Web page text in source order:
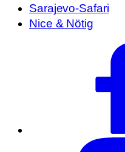
Sarajevo-Safari
Nice & Nötig